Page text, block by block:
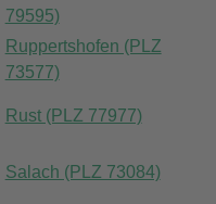
79595)
Ruppertshofen (PLZ
73577)
Rust (PLZ 77977)
Salach (PLZ 73084)